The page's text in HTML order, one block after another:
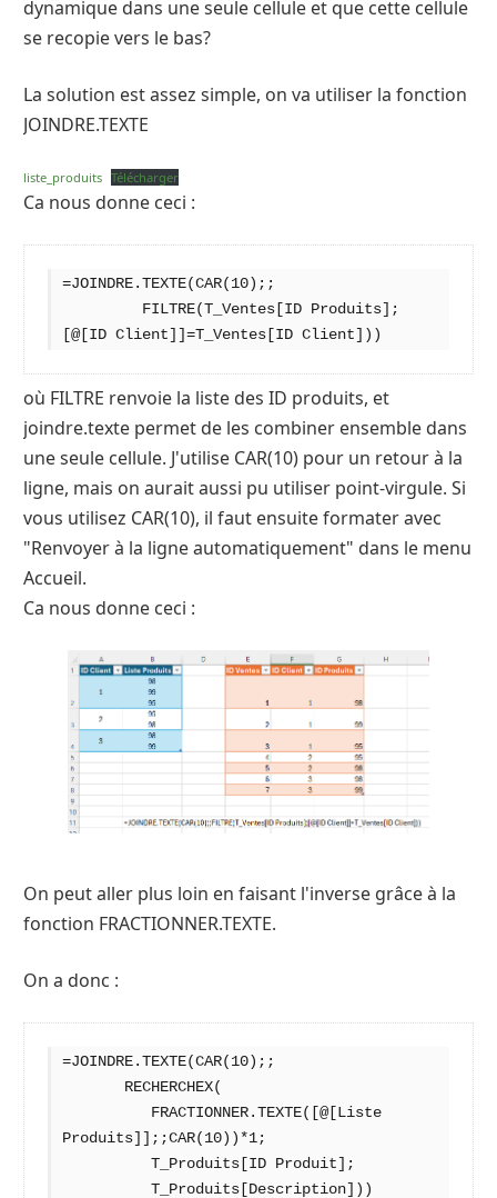
dynamique dans une seule cellule et que cette cellule
se recopie vers le bas?
La solution est assez simple, on va utiliser la fonction
JOINDRE.TEXTE
liste_produits Télécharger
Ca nous donne ceci :
=JOINDRE.TEXTE(CAR(10);;
[@[ID Client]]=T_Ventes[ID Client]))
où FILTRE renvoie la liste des ID produits, et
joindre.texte permet de les combiner ensemble dans
une seule cellule. J'utilise CAR(10) pour un retour à la
ligne, mais on aurait aussi pu utiliser point-virgule. Si
vous utilisez CAR(10), il faut ensuite formater avec
"Renvoyer à la ligne automatiquement" dans le menu
Accueil.
Ca nous donne ceci :
On peut aller plus loin en faisant l'inverse grâce à la
fonction FRACTIONNER.TEXTE.
On a donc :
=JOINDRE.TEXTE(CAR(10);;
Produits]];;CAR(10))*1;
          T_Produits[Description]))